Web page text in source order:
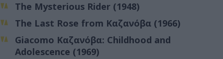
The Mysterious Rider (1948)
The Last Rose from Καζανόβα (1966)
Giacomo Καζανόβα: Childhood and
Adolescence (1969)